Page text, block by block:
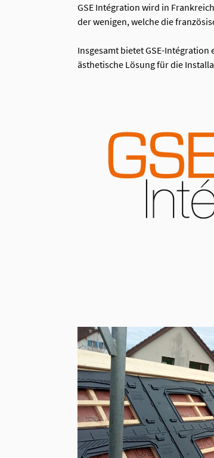
GSE Intégration wird in
der wenigen, welche die
Insgesamt bietet GSE-
ästhetische Lösung für die